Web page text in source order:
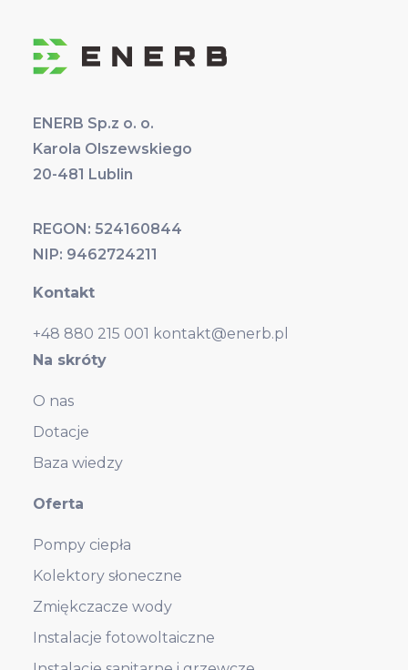
ENERB Sp.z o. o.
Karola Olszewskiego
20-481 Lublin
REGON: 524160844
NIP: 9462724211
Kontakt
+48 880 215 001 kontakt@enerb.pl
Na skróty
O nas
Dotacje
Baza wiedzy
Oferta
Pompy ciepła
Kolektory słoneczne
Zmiękczacze wody
Instalacje fotowoltaiczne